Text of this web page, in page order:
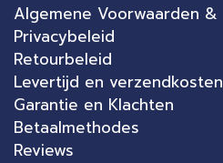
Algemene Voorwaarden &
Privacybeleid
Retourbeleid
Levertijd en verzendkosten
Garantie en Klachten
Betaalmethodes
Reviews